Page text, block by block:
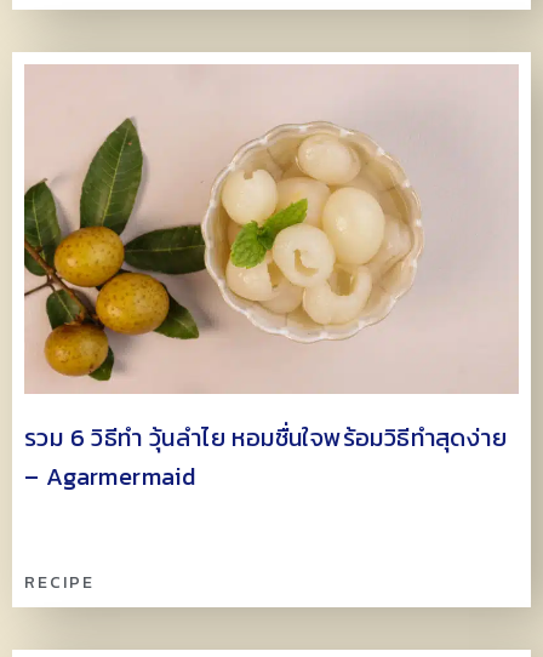
รวม 6 วิธีทำ วุ้นลำไย หอมชื่นใจพร้อมวิธีทำสุดง่าย
– Agarmermaid
RECIPE